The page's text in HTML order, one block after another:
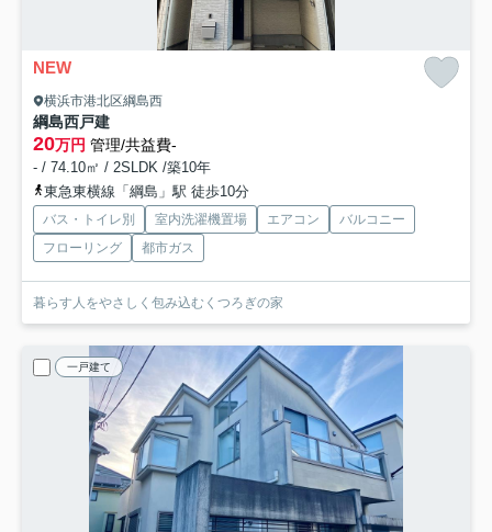
NEW
横浜市港北区綱島西
綱島西戸建
20万円 管理/共益費-
- / 74.10㎡ / 2SLDK /築10年
東急東横線「綱島」駅 徒歩10分
バス・トイレ別 室内洗濯機置場 エアコン
バルコニー
フローリング
都市ガス
暮らす人をやさしく包み込むくつろぎの家
一戸建て